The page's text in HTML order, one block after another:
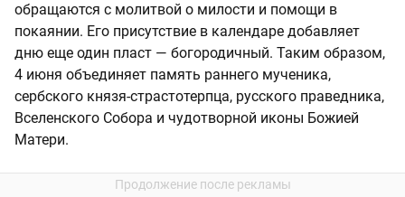
обращаются с молитвой о милости и помощи в
покаянии. Его присутствие в календаре добавляет
дню еще один пласт — богородичный. Таким образом,
4 июня объединяет память раннего мученика,
сербского князя-страстотерпца, русского праведника,
Вселенского Собора и чудотворной иконы Божией
Матери.